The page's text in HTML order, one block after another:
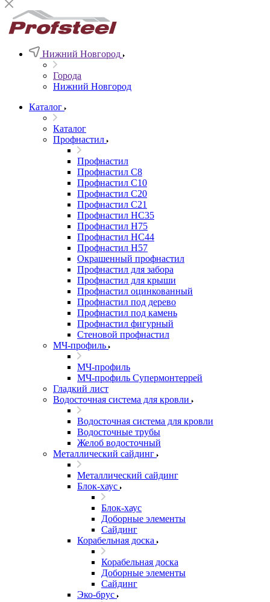
Нижний Новгород
Города
Нижний Новгород
Каталог
Каталог
Профнастил
Профнастил
Профнастил С8
Профнастил С10
Профнастил С20
Профнастил С21
Профнастил НС35
Профнастил Н75
Профнастил HC44
Профнастил Н57
Окрашенный профнастил
Профнастил для забора
Профнастил для крыши
Профнастил оцинкованный
Профнастил под дерево
Профнастил под камень
Профнастил фигурный
Стеновой профнастил
МЧ-профиль
МЧ-профиль
МЧ-профиль Супермонтеррей
Гладкий лист
Водосточная система для кровли
Водосточная система для кровли
Водосточные трубы
Желоб водосточный
Металлический сайдинг
Металлический сайдинг
Блок-хаус
Блок-хаус
Доборные элементы
Сайдинг
Корабельная доска
Корабельная доска
Доборные элементы
Сайдинг
Эко-брус